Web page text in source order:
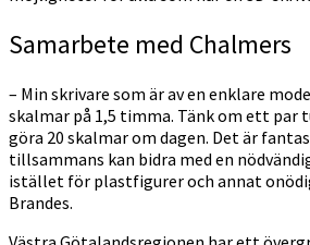
Samarbete med Chalmers
– Min skrivare som är av en enklare
skalmar på 1,5 timma. Tänk om ett par
göra 20 skalmar om dagen. Det är
tillsammans kan bidra med en
istället för plastfigurer och annat
Brandes.